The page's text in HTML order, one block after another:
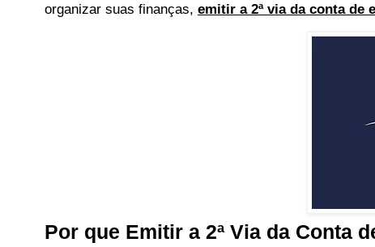
organizar suas finanças, emitir a 2ª via da conta de
Por que Emitir a 2ª Via da Conta